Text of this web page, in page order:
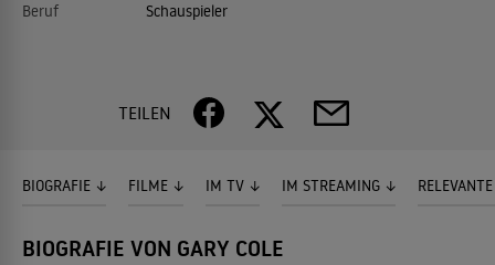
Beruf
Schauspieler
TEILEN
BIOGRAFIE FILME IM TV IM STREAMING
BIOGRAFIE VON GARY COLE